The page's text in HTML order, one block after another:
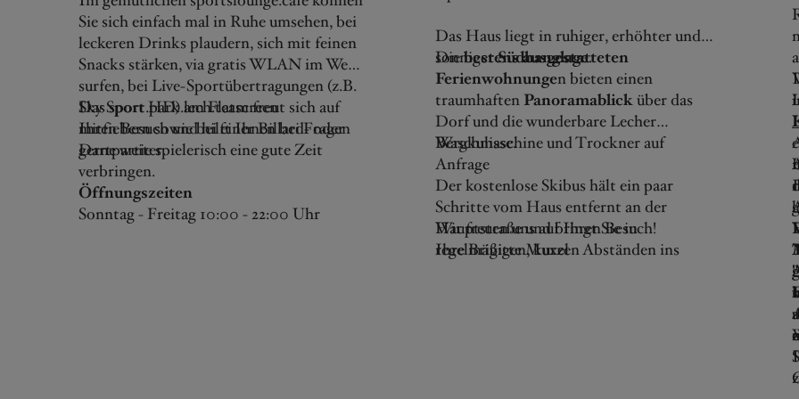
Sie sich einfach mal in Ruhe umsehen, bei
leckeren Drinks plaudern, sich mit feinen
Snacks stärken, via gratis WLAN im Web
surfen, bei Live-Sportübertragungen (z.B.
Sky Sport HD) am Flatscreen
mitfiebern sowie bei einer Billard- oder
Dartpartie spielerisch eine gute Zeit
verbringen.
Das sport.park.lech.team freut sich auf
Ihren Besuch und hilft Ihnen bei Fragen
gerne weiter.
Öffnungszeiten
Sonntag - Freitag 10:00 - 22:00 Uhr
Das Haus liegt in ruhiger, erhöhter und
sonnigerSüdhanglage.
Diebestens ausgestatteten
Ferienwohnungen bieten einen
traumhaften Panoramablicküber das
Dorf und die wunderbare Lecher
Bergkulisse.
Der kostenlose Skibus hält ein paar
Schritte vom Haus entfernt an der
Hauptstraße und bringt Sie in
regelmäßigen, kurzen Abständen ins
Waschmaschine und Trockner auf
Anfrage
Wir freuen uns auf Ihren Besuch!
Ihre Brigitte Muxel